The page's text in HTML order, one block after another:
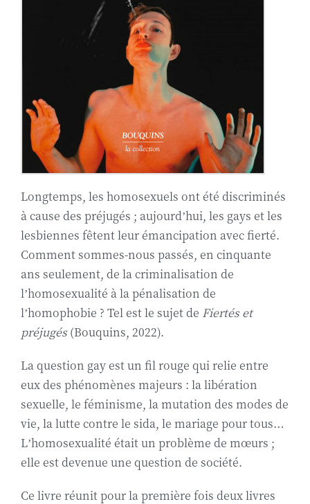
Longtemps, les homosexuels ont été discriminés
à cause des préjugés ; aujourd’hui, les gays et les
lesbiennes fêtent leur émancipation avec fierté.
Comment sommes-nous passés, en cinquante
ans seulement, de la criminalisation de
l’homosexualité à la pénalisation de
l’homophobie ? Tel est le sujet de Fiertés et
préjugés(Bouquins, 2022).
La question gay est un fil rouge qui relie entre
eux des phénomènes majeurs : la libération
sexuelle, le féminisme, la mutation des modes de
vie, la lutte contre le sida, le mariage pour tous…
L’homosexualité était un problème de mœurs ;
elle est devenue une question de société.
Ce livre réunit pour la première fois deux livres